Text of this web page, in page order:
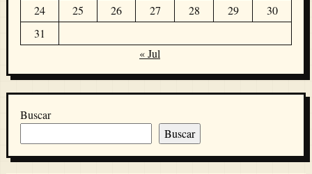
24
25 26 27 28 29
30
31
« Jul
Buscar
Buscar